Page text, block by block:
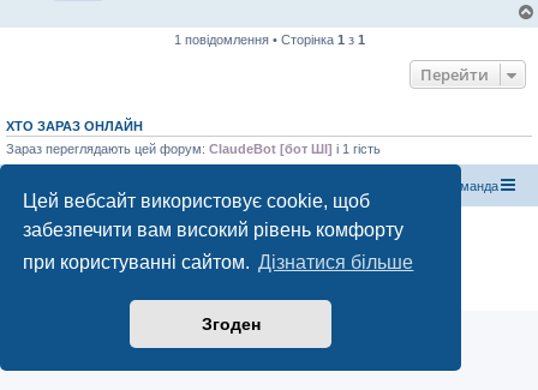
Цей вебсайт використовує cookie, щоб
забезпечити вам високий рівень комфорту
при користуванні сайтом. Дізнатися більше
Згоден
1 повідомлення • Сторінка 1 з 1
Перейти
ХТО ЗАРАЗ ОНЛАЙН
Зараз переглядають цей форум: ClaudeBot [бот ШІ] і 1 гість
Команда
Працює на phpBB® Forum Software © phpBB Limited